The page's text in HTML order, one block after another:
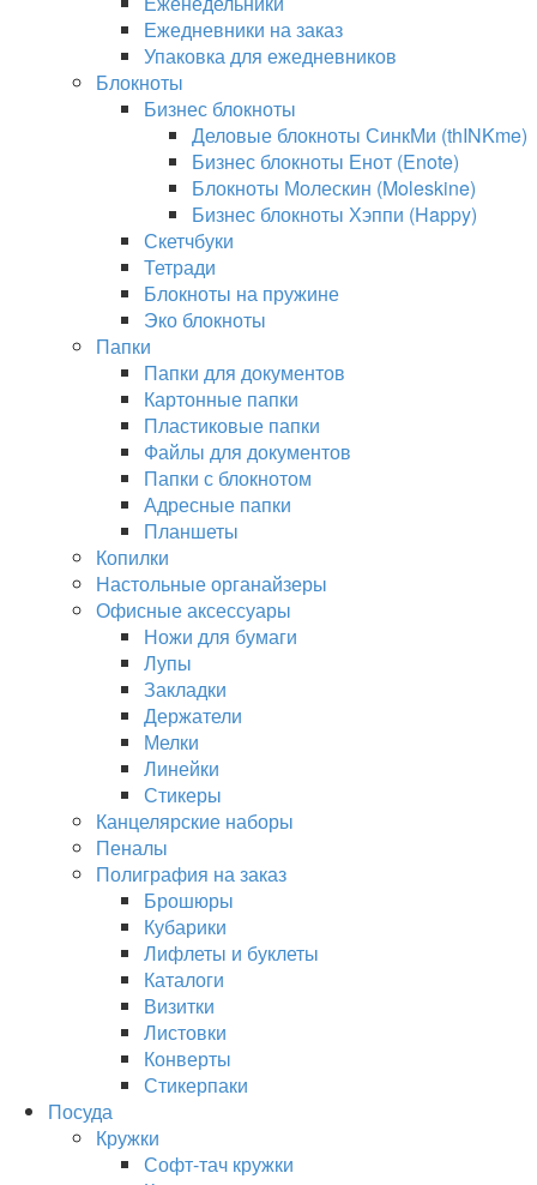
Ежедневники на заказ
Упаковка для ежедневников
Блокноты
Бизнес блокноты
Деловые блокноты СинкМи (thINKme)
Бизнес блокноты Енот (Enote)
Блокноты Молескин (Moleskine)
Бизнес блокноты Хэппи (Happy)
Скетчбуки
Тетради
Блокноты на пружине
Эко блокноты
Папки
Папки для документов
Картонные папки
Пластиковые папки
Файлы для документов
Папки с блокнотом
Адресные папки
Планшеты
Копилки
Настольные органайзеры
Офисные аксессуары
Ножи для бумаги
Лупы
Закладки
Держатели
Мелки
Линейки
Стикеры
Канцелярские наборы
Пеналы
Полиграфия на заказ
Брошюры
Кубарики
Лифлеты и буклеты
Каталоги
Визитки
Листовки
Конверты
Стикерпаки
Посуда
Кружки
Софт-тач кружки